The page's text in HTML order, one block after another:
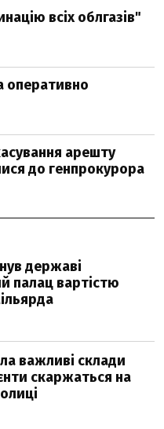
всіх облгазів"
оперативно
арешту
до генпрокурора
державі
палац вартістю
важливі склади
скаржаться на